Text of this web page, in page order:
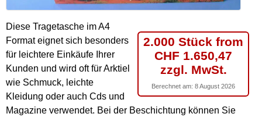
2.000 Stück from
CHF 1.650,47
zzgl. MwSt.
Berechnet am: 8 August 2026
Diese Tragetasche im A4
Format eignet sich besonders
für leichtere Einkäufe Ihrer
Kunden und wird oft für Arktiel
wie Schmuck, leichte
Kleidung oder auch Cds und
Magazine verwendet. Bei der Beschichtung können Sie